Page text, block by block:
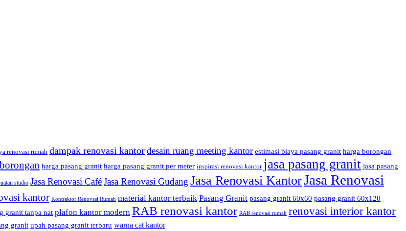
renovasi rumah dampak renovasi kantordesain ruang meeting kantor estimasi biaya pasang granit harga borongan
harga pasang granit harga pasang granit per meter inspirasi renovasi kantor jasa pasang granit jasa pasang
studio Jasa Renovasi CaféJasa Renovasi Gudang Jasa Renovasi KantorJasa Renovasi
kantor Kontraktor Renovasi Rumah material kantor terbaik Pasang Granit pasang granit 60x60 pasang granit 60x120
granit tanpa nat plafon kantor modern RAB renovasi kantor RAB renovasi rumah renovasi interior kantor
granit upah pasang granit terbaru warna cat kantor